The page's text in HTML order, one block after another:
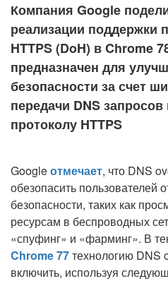
Компания Google
реализации поддержки
HTTPS (DoH) в Chrome
предназначен для
безопасности за счет
передачи DNS
протоколу HTTPS
Googleотмечает, что DNS
обезопасить пользователей
безопасности, таких как
ресурсам в беспроводных
«спуфинг» и «фарминг». В
Chrome 77технологию DNS
включить, используя